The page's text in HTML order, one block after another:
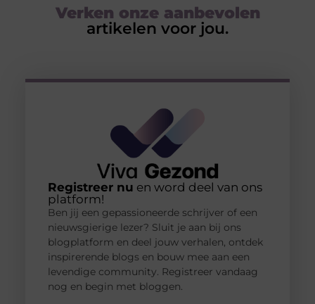
Verken onze aanbevolen
artikelen voor jou.
Registreer nu en word deel van ons
platform!
Ben jij een gepassioneerde schrijver of een
nieuwsgierige lezer? Sluit je aan bij ons
blogplatform en deel jouw verhalen, ontdek
inspirerende blogs en bouw mee aan een
levendige community. Registreer vandaag
nog en begin met bloggen.